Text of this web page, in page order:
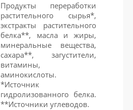
Продукты переработки
растительного сырья*,
экстракты растительного
белка**, масла и жиры,
минеральные вещества,
сахара**, загустители,
витамины,
аминокислоты.
*Источник
гидролизованного белка.
**Источники углеводов.